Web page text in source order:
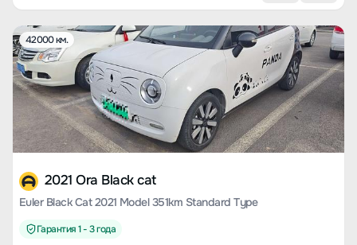
42000 км.
2021 Ora Black cat
Euler Black Cat 2021 Model 351km Standard Type
Гарантия 1 - 3 года